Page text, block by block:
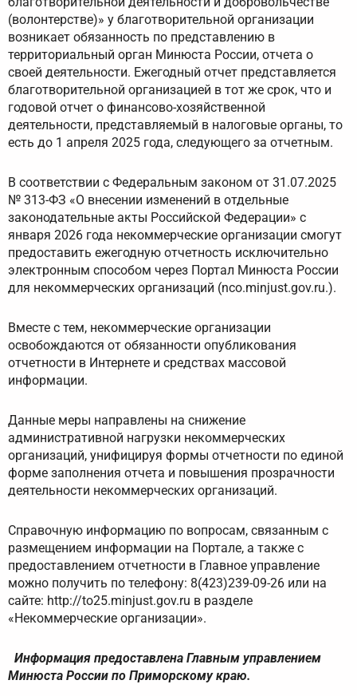
(волонтерстве)» у благотворительной организации
возникает обязанность по представлению в
территориальный орган Минюста России, отчета о
своей деятельности. Ежегодный отчет представляется
благотворительной организацией в тот же срок, что и
годовой отчет о финансово-хозяйственной
деятельности, представляемый в налоговые органы, то
есть до 1 апреля 2025 года, следующего за отчетным.
В соответствии с Федеральным законом от 31.07.2025
№ 313-ФЗ «О внесении изменений в отдельные
законодательные акты Российской Федерации» с
января 2026 года некоммерческие организации смогут
предоставить ежегодную отчетность исключительно
электронным способом через Портал Минюста России
для некоммерческих организаций (nco.minjust.gov.ru.).
Вместе с тем, некоммерческие организации
освобождаются от обязанности опубликования
отчетности в Интернете и средствах массовой
информации.
Данные меры направлены на снижение
административной нагрузки некоммерческих
организаций, унифицируя формы отчетности по единой
форме заполнения отчета и повышения прозрачности
деятельности некоммерческих организаций.
Справочную информацию по вопросам, связанным с
размещением информации на Портале, а также с
предоставлением отчетности в Главное управление
можно получить по телефону: 8(423)239-09-26 или на
сайте: http://to25.minjust.gov.ru в разделе
«Некоммерческие организации».
Информация предоставлена Главным управлением
Минюста России по Приморскому краю.